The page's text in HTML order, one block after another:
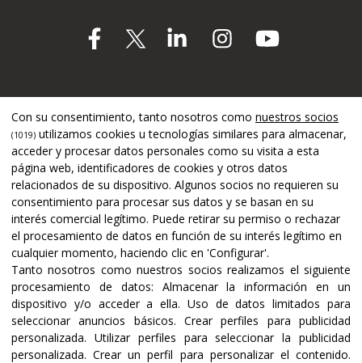
Certificaciones y acreditaciones
Con su consentimiento, tanto nosotros como nuestros socios
(1019) utilizamos cookies u tecnologías similares para almacenar,
acceder y procesar datos personales como su visita a esta
página web, identificadores de cookies y otros datos
relacionados de su dispositivo. Algunos socios no requieren su
consentimiento para procesar sus datos y se basan en su
interés comercial legítimo. Puede retirar su permiso o rechazar
el procesamiento de datos en función de su interés legítimo en
cualquier momento, haciendo clic en 'Configurar'.
Tanto nosotros como nuestros socios realizamos el siguiente
procesamiento de datos: Almacenar la información en un
dispositivo y/o acceder a ella. Uso de datos limitados para
seleccionar anuncios básicos.Crear perfiles para publicidad
personalizada. Utilizar perfiles para seleccionar la publicidad
personalizada.Crear un perfil para personalizar el contenido.